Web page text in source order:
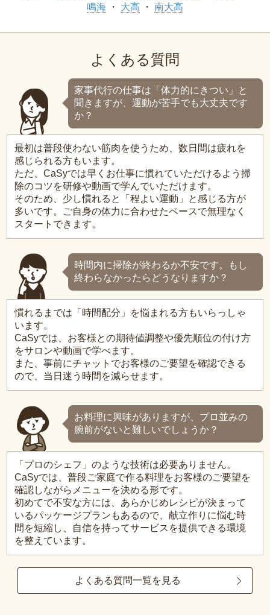
鳴海
大高 南大高
よくある質問
家事代行の仕事は「体力的にきつい」と
聞きますが、運動が苦手でも大丈夫です
か？
最初は普段使わない筋肉を使うため、数日間は疲れを
感じられる方もいます。
ただ、CaSyでは早くお仕事に慣れていただけるよう掃
除のコツを研修や動画で学んでいただけます。
そのため、少し慣れると「程よい運動」と感じる方が
多いです。ご自身の体力に合わせたペースで無理なく
スタートできます。
時間内に掃除が終わるか不安です。もし
終わらなかったらどうなりますか？
慣れるまでは「時間配分」を悩まれる方もいらっしゃ
います。
CaSyでは、お客様との期待値調整や優先順位の付け方
をサロンや動画で学べます。
また、事前にチャットでお客様のご要望を確認できる
ので、当日迷う時間を減らせます。
お料理に興味がありますが、プロ並みの
腕前がないと難しいでしょうか？
「プロのシェフ」のような技術は必要ありません。
CaSyでは、普段ご家庭で作る料理をお客様のご要望を
確認しながらメニューを決める形です。
初めてで不安な方には、あらかじめレシピが決まって
いるパッケージプランもあるので、献立作りに悩む時
間を短縮し、自信を持ってサービスを提供できる環境
を整えています。
よくある質問一覧を見る